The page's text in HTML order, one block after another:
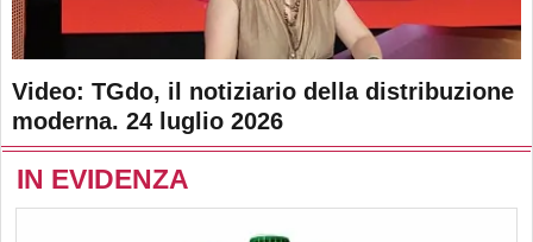
Video: TGdo, il notiziario della distribuzione
moderna. 24 luglio 2026
IN EVIDENZA